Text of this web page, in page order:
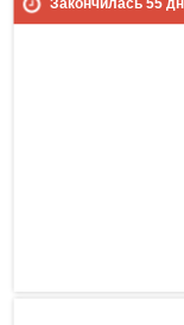
Закончилась 55